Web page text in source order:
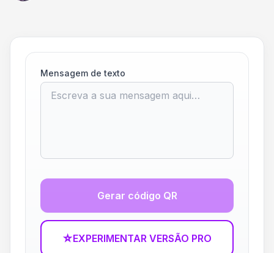
Mensagem de texto
Gerar código QR
☆EXPERIMENTAR VERSÃO PRO